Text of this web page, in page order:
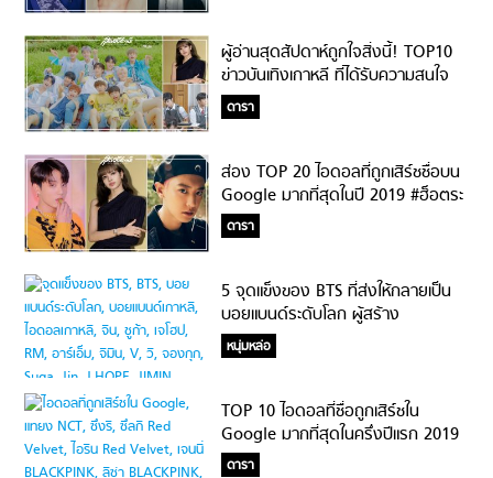
ผู้อ่านสุดสัปดาห์ถูกใจสิ่งนี้! TOP10
ข่าวบันเทิงเกาหลี ที่ได้รับความสนใจ
จากแฟนสุดสัปดาห์มากที่สุดในปี 2019
ดารา
ส่อง TOP 20 ไอดอลที่ถูกเสิร์ชชื่อบน
Google มากที่สุดในปี 2019 #ฮ็อตระ
ดับWorldwide
ดารา
5 จุดแข็งของ BTS ที่ส่งให้กลายเป็น
บอยแบนด์ระดับโลก ผู้สร้าง
ประวัติศาสตร์ให้วงการเพลงเกาหลี
หนุ่มหล่อ
TOP 10 ไอดอลที่ชื่อถูกเสิร์ชใน
Google มากที่สุดในครึ่งปีแรก 2019
ฮ็อตระดับ Worldwide ที่แท้ทรู!!!
ดารา